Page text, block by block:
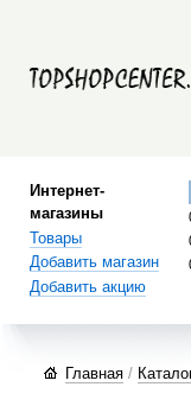
Интернет-
магазины
Товары
Добавить магазин
Добавить акцию
Главная /